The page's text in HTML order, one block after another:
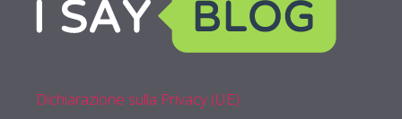
Dichiarazione sulla Privacy (UE)